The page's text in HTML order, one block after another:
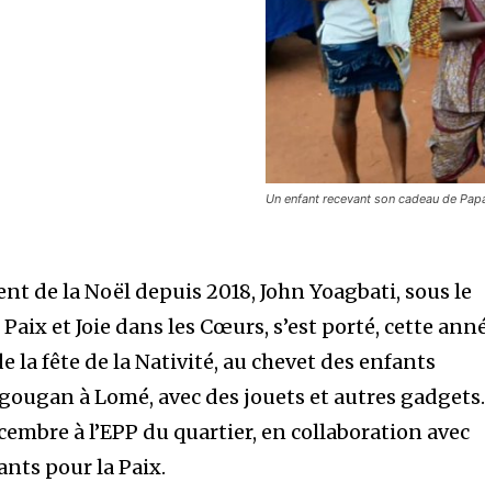
Un enfant recevant son cadeau de
de la Noël depuis 2018, John Yoagbati, sous le
et Joie dans les Cœurs, s’est porté, cette
la fête de la Nativité, au chevet des enfants
à Lomé, avec des jouets et autres gadgets.
à l’EPP du quartier, en collaboration avec
pour la Paix.